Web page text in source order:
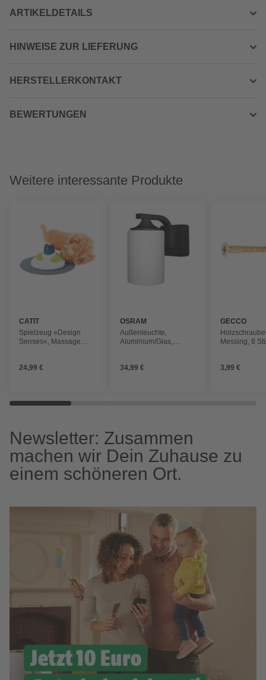
ARTIKELDETAILS
HINWEISE ZUR LIEFERUNG
HERSTELLERKONTAKT
BEWERTUNGEN
Weitere interessante Produkte
CATIT
Spielzeug »Design
Senses«, Massage
24,99 €
OSRAM
Außenleuchte,
Aluminium/Glas,
34,99 €
GECCO
Messing, 8
3,99 €
Newsletter: Zusammen
machen wir Dein Zuhause zu
einem schöneren Ort.